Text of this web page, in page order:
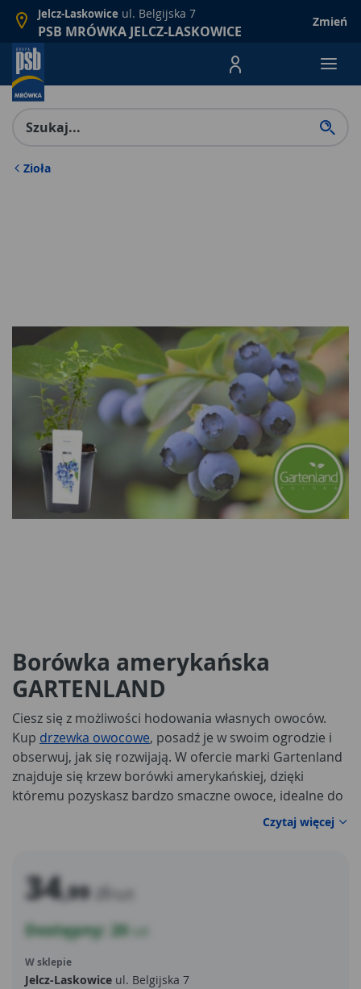
Jelcz-Laskowice ul. Belgijska 7
PSB MRÓWKA JELCZ-LASKOWICE
Zmień
Menu Produktów,
Zioła
Borówka amerykańska
GARTENLAND
Ciesz się z możliwości hodowania własnych owoców.
Kup drzewka owocowe, posadź je w swoim ogrodzie i
obserwuj, jak się rozwijają. W ofercie marki Gartenland
znajduje się krzew borówki amerykańskiej, dzięki
któremu pozyskasz bardzo smaczne owoce, idealne do
deserów, ryżu oraz wielu dań na słodko. Drzewko należy
ustawić na stanowisku słonecznym, aby cieszyć się z
Czytaj więcej
34,99 zł
Dostępny: 20
W sklepie
Jelcz-Laskowice ul. Belgijska 7